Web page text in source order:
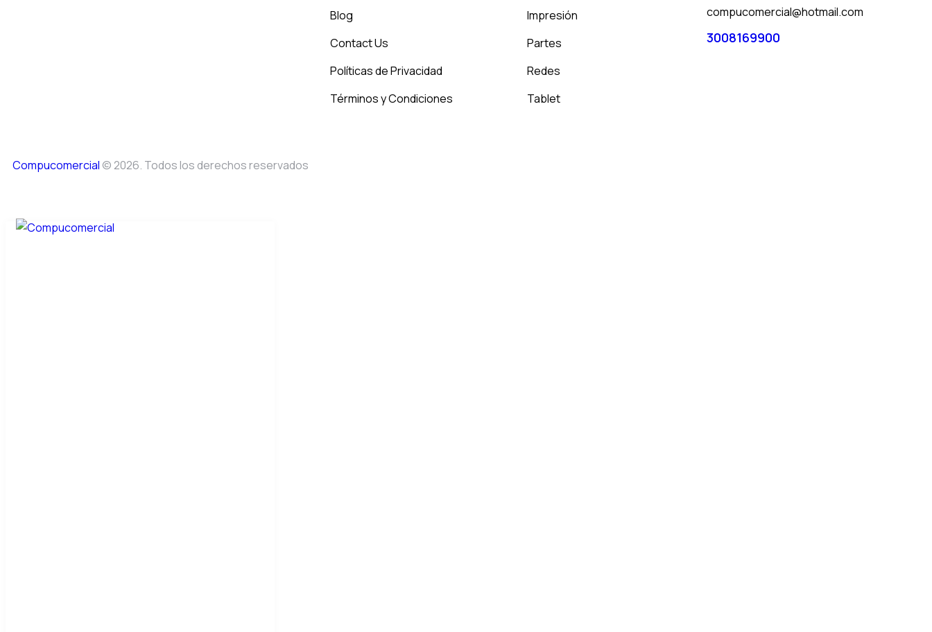
Blog
Contact Us
Políticas de Privacidad
Términos y Condiciones
Impresión
Partes
Redes
Tablet
compucomercial@hotmail.com
3008169900
Compucomercial © 2026. Todos los derechos reservados